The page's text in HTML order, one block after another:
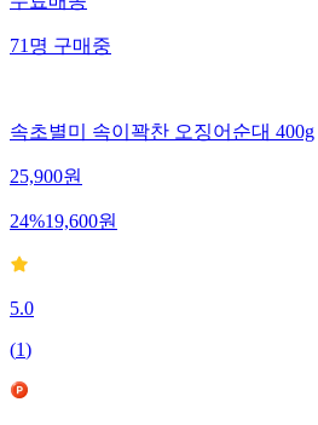
무료배송
71명구매중
속초별미 속이꽉찬 오징어순대 400g
25,900원
24%19,600원
5.0
(1)